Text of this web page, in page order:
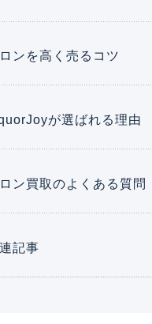
ンを高く売るコツ
が選ばれる理由
ン買取のよくある質問
記事